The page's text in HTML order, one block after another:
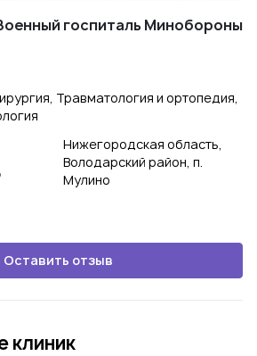
госпиталь Минобороны
Травматология и ортопедия,
Нижегородская область,
Володарский район, п.
Мулино
Оставить отзыв
клиник